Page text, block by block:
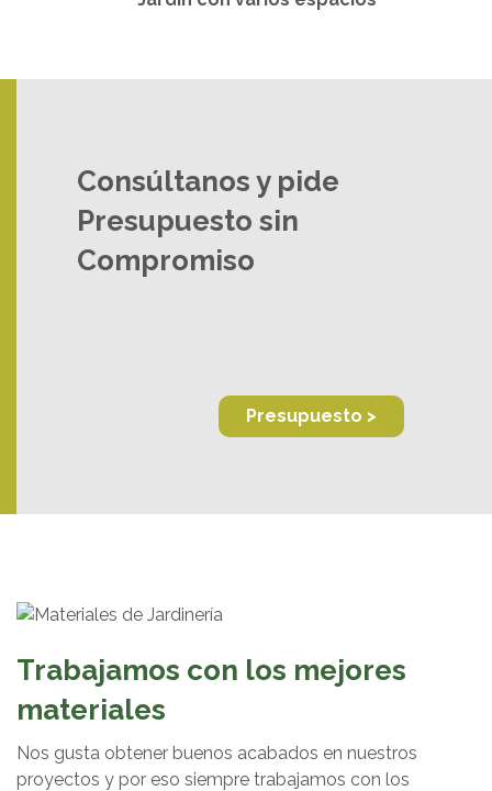
Consúltanos y pide
Presupuesto sin
Compromiso
Presupuesto >
Trabajamos con los mejores
materiales
Nos gusta obtener buenos acabados en nuestros
proyectos y por eso siempre trabajamos con los